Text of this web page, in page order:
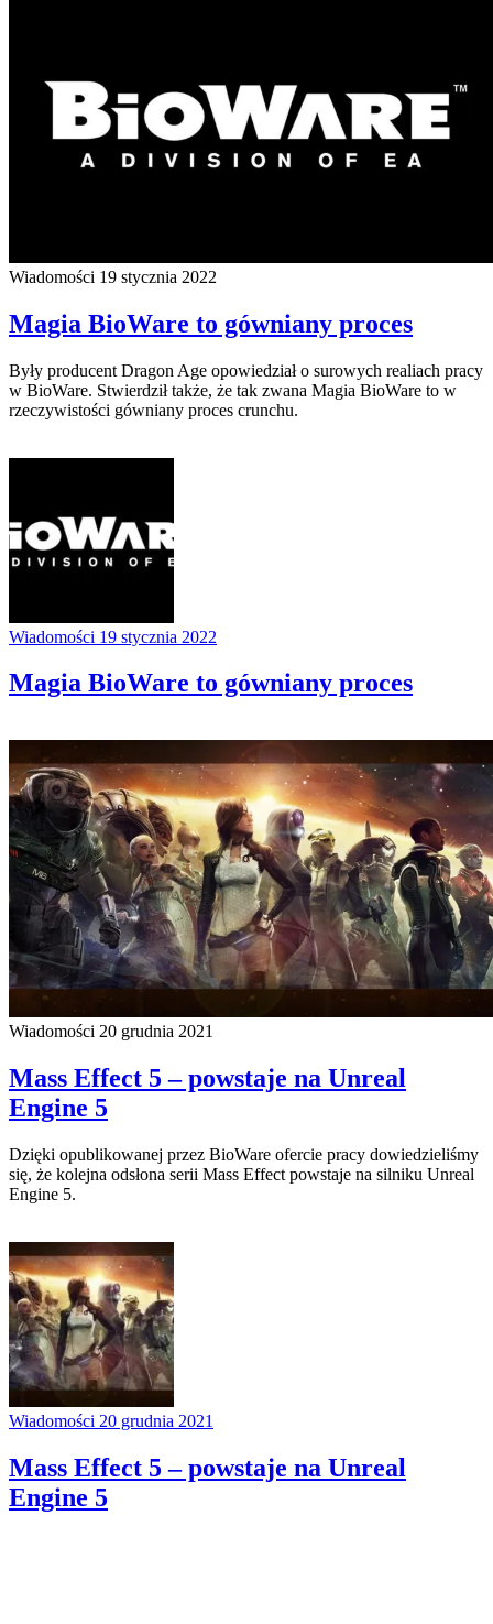
Wiadomości 19 stycznia 2022
Magia BioWare to gówniany proces
Były producent Dragon Age opowiedział o surowych realiach pracy
w BioWare. Stwierdził także, że tak zwana Magia BioWare to w
rzeczywistości gówniany proces crunchu.
Wiadomości 19 stycznia 2022
Magia BioWare to gówniany proces
Wiadomości 20 grudnia 2021
Mass Effect 5 – powstaje na Unreal
Engine 5
Dzięki opublikowanej przez BioWare ofercie pracy dowiedzieliśmy
się, że kolejna odsłona serii Mass Effect powstaje na silniku Unreal
Engine 5.
Wiadomości 20 grudnia 2021
Mass Effect 5 – powstaje na Unreal
Engine 5